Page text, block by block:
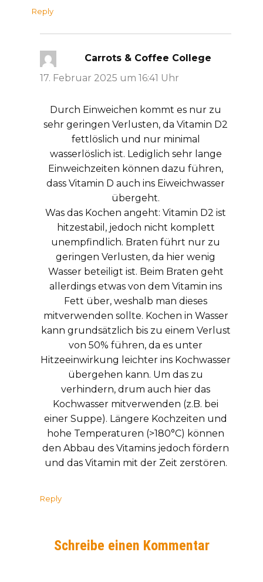
Reply
Carrots & Coffee College
17. Februar 2025 um 16:41 Uhr
Durch Einweichen kommt es nur zu
sehr geringen Verlusten, da Vitamin D2
fettlöslich und nur minimal
wasserlöslich ist. Lediglich sehr lange
Einweichzeiten können dazu führen,
dass Vitamin D auch ins Eiweichwasser
übergeht.
Was das Kochen angeht: Vitamin D2 ist
hitzestabil, jedoch nicht komplett
unempfindlich. Braten führt nur zu
geringen Verlusten, da hier wenig
Wasser beteiligt ist. Beim Braten geht
allerdings etwas von dem Vitamin ins
Fett über, weshalb man dieses
mitverwenden sollte. Kochen in Wasser
kann grundsätzlich bis zu einem Verlust
von 50% führen, da es unter
Hitzeeinwirkung leichter ins Kochwasser
übergehen kann. Um das zu
verhindern, drum auch hier das
Kochwasser mitverwenden (z.B. bei
einer Suppe). Längere Kochzeiten und
hohe Temperaturen (>180°C) können
den Abbau des Vitamins jedoch fördern
und das Vitamin mit der Zeit zerstören.
Reply
Schreibe einen Kommentar